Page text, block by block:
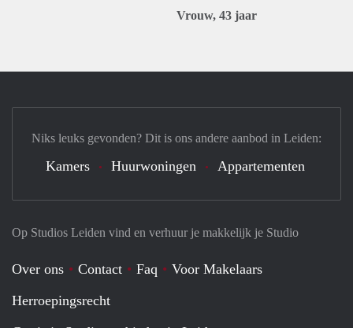
Vrouw, 43 jaar
Op Studios Leiden vind en verhuur je makkelijk je Studio
Over ons Contact Faq
Voor Makelaars
Herroepingsrecht
Niks leuks gevonden? Dit is ons andere aanbod in Leiden:
Kamers Huurwoningen Appartementen